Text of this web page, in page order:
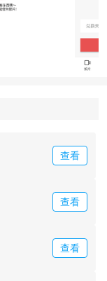
的内容，同时
查看
查看
查看